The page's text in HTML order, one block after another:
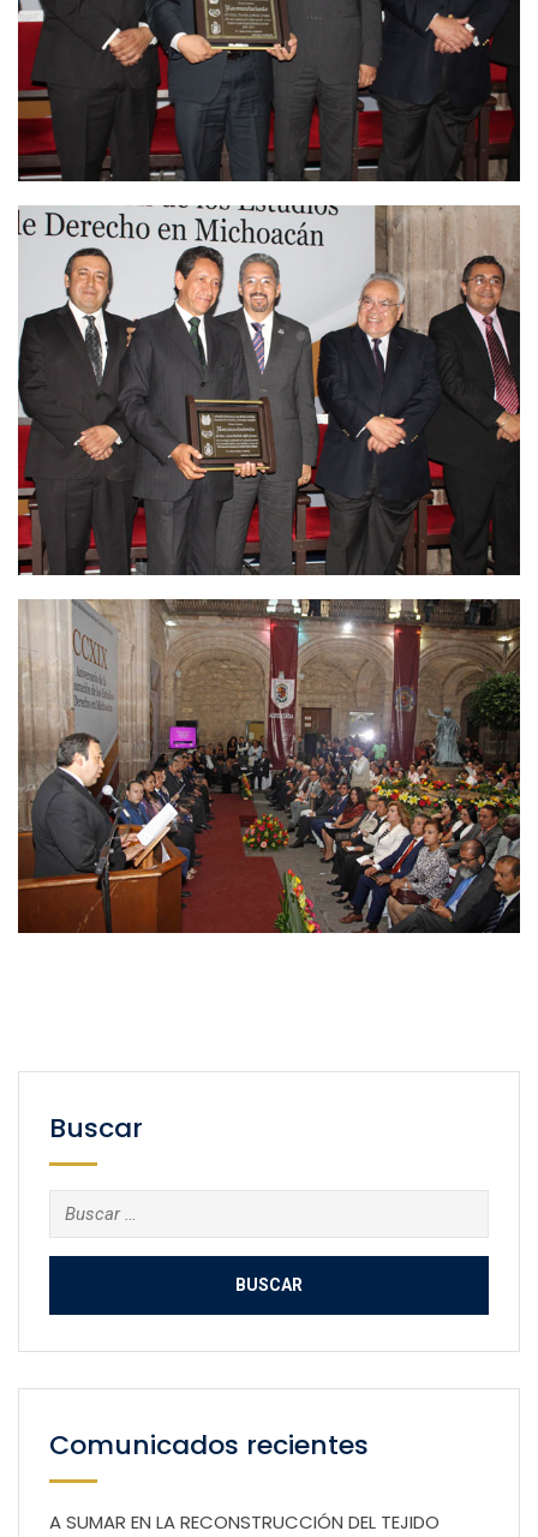
Buscar
Buscar:
Comunicados recientes
A SUMAR EN LA RECONSTRUCCIÓN DEL TEJIDO